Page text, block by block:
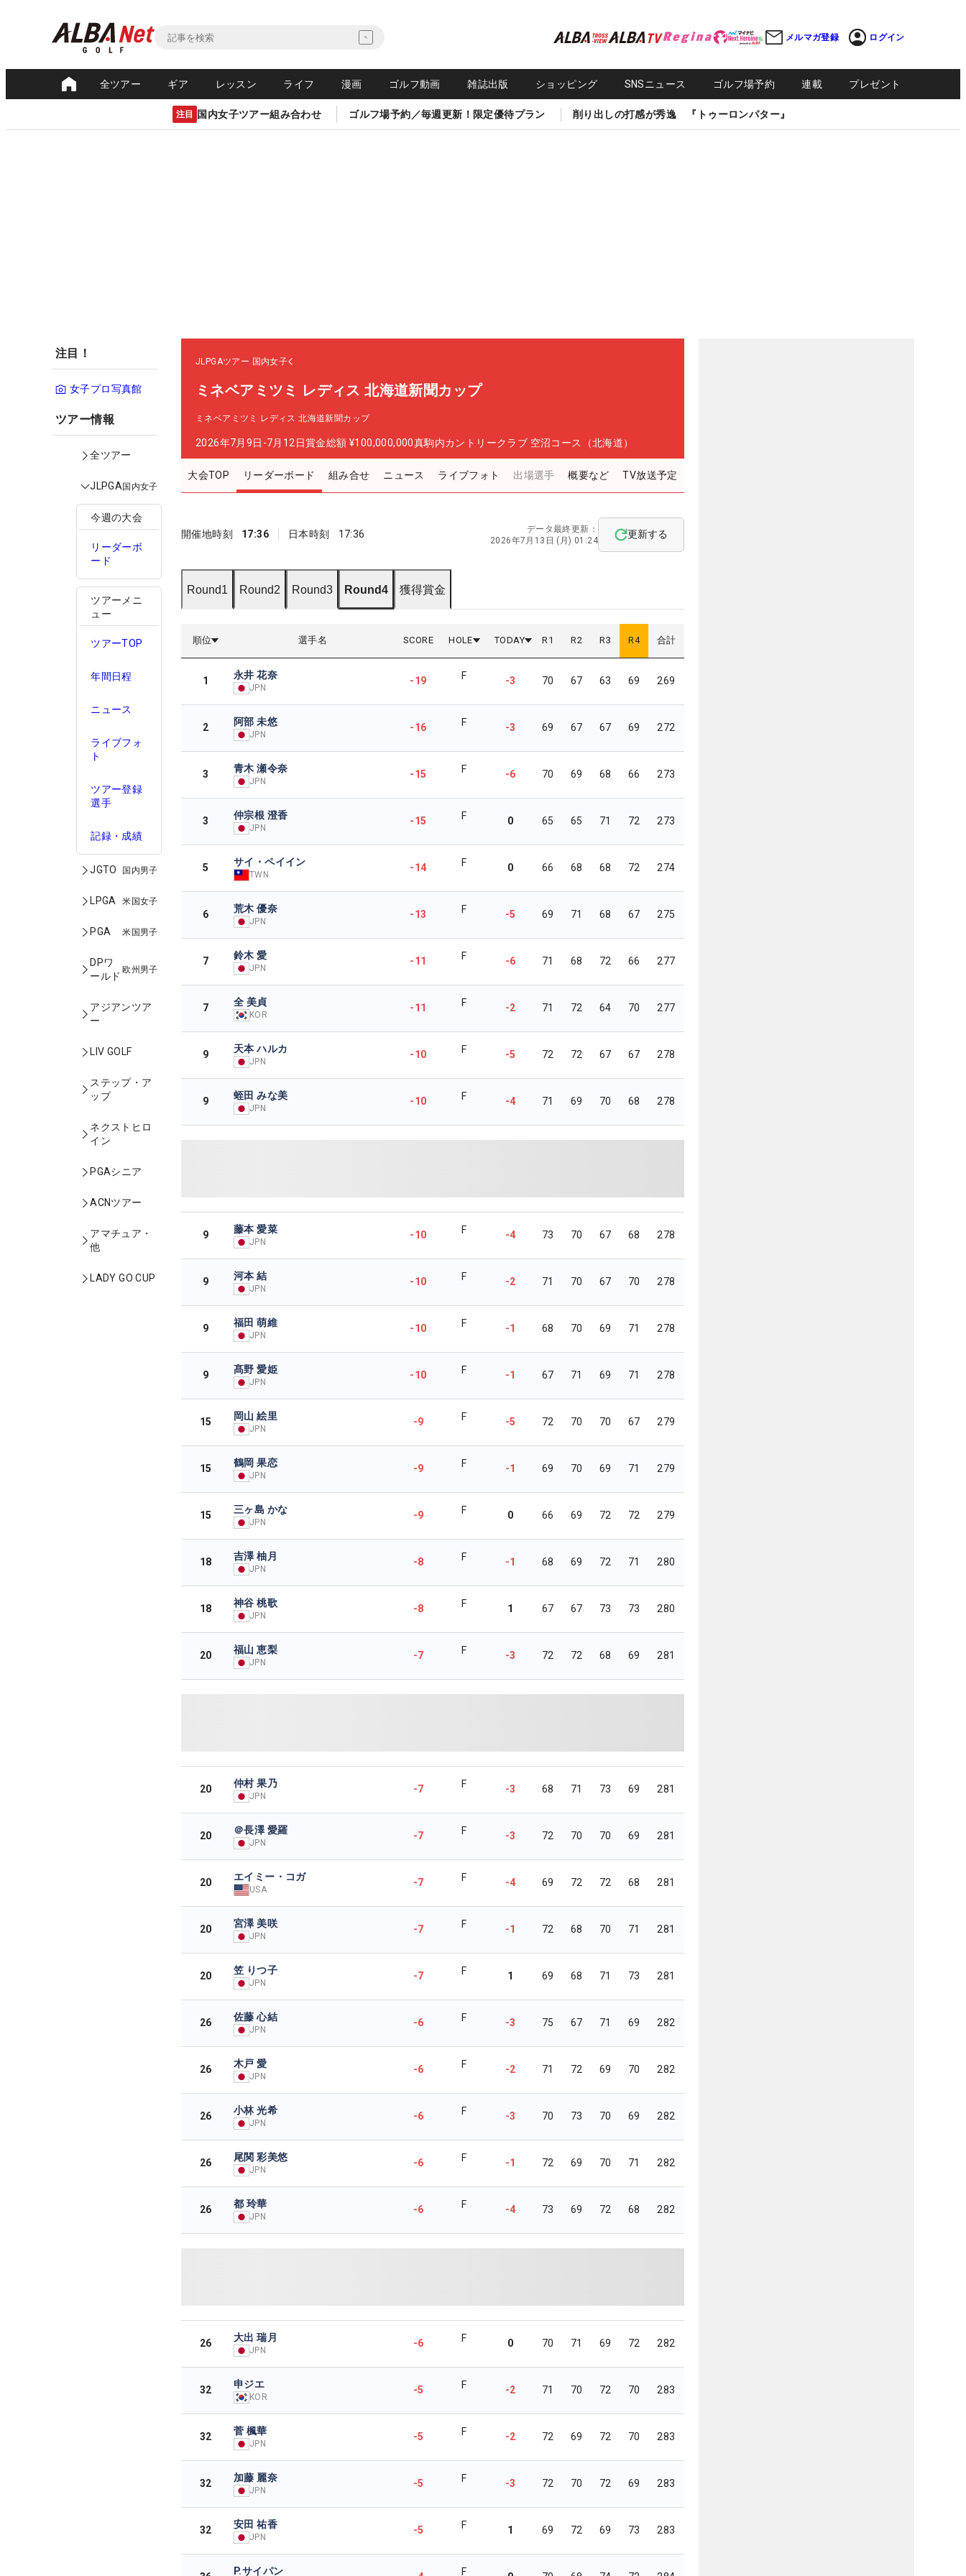
メルマガ登録 ログイン
全ツアー ギア レッスン ライフ 漫画 ゴルフ動画 雑誌出版 ショッピング SNSニュース ゴルフ場予約 連載 プレゼント
注目 国内女子ツアー組み合わせ ゴルフ場予約／毎週更新！限定優待プラン 削り出しの打感が秀逸 『トゥーロンパター』
注目！
女子プロ写真館
ツアー情報
全ツアー
JLPGA国内女子
今週の大会
リーダーボ
ード
ツアーメニ
ュー
ツアーTOP
年間日程
ニュース
ライブフォ
ト
ツアー登録
選手
記録・成績
JGTO 国内男子
LPGA 米国女子
PGA 米国男子
DPワ
ールド
欧州男子
アジアンツア
ー
LIV GOLF
ステップ・ア
ップ
ネクストヒロ
イン
PGAシニア
ACNツアー
アマチュア・
他
LADY GO CUP
JLPGAツアー 国内女子
ミネベアミツミ レディス 北海道新聞カップ
ミネベアミツミ レディス 北海道新聞カップ
2026年7月9日-7月12日賞金総額 ¥100,000,000真駒内カントリークラブ 空沼コース（北海道）
大会TOP リーダーボード 組み合せ ニュース ライブフォト 出場選手 概要など TV放送予定
開催地時刻 17:36 日本時刻 17:36
データ最終更新：
2026年7月13日 (月) 01:24
更新する
Round1 Round2 Round3 Round4 獲得賞金
順位 選手名 SCORE HOLE TODAY R 1 R2 R3 R4 合計
1 永井 花奈
JPN
-19 F -3 70 67 63 69 269
2 阿部 未悠
JPN
-16 F -3 69 67 67 69 272
3 青木 瀬令奈
JPN
-15 F -6 70 69 68 66 273
3 仲宗根 澄香
JPN
-15 F 0 65 65 71 72 273
5 サイ・ペイイン
TWN
-14 F 0 66 68 68 72 274
6 荒木 優奈
JPN
-13 F -5 69 71 68 67 275
7 鈴木 愛
JPN
-11 F -6 71 68 72 66 277
7 全 美貞
KOR
-11 F -2 71 72 64 70 277
9 天本 ハルカ
JPN
-10 F -5 72 72 67 67 278
9 蛭田 みな美
JPN
-10 F -4 71 69 70 68 278
9 藤本 愛菜
JPN
-10 F -4 73 70 67 68 278
9 河本 結
JPN
-10 F -2 71 70 67 70 278
9 福田 萌維
JPN
-10 F -1 68 70 69 71 278
9 髙野 愛姫
JPN
-10 F -1 67 71 69 71 278
15 岡山 絵里
JPN
-9 F -5 72 70 70 67 279
15 鶴岡 果恋
JPN
-9 F -1 69 70 69 71 279
15 三ヶ島 かな
JPN
-9 F 0 66 69 72 72 279
18 吉澤 柚月
JPN
-8 F -1 68 69 72 71 280
18 神谷 桃歌
JPN
-8 F 1 67 67 73 73 280
20 福山 恵梨
JPN
-7 F -3 72 72 68 69 281
20 仲村 果乃
JPN
-7 F -3 68 71 73 69 281
20 ＠長澤 愛羅
JPN
-7 F -3 72 70 70 69 281
20 エイミー・コガ
USA
-7 F -4 69 72 72 68 281
20 宮澤 美咲
JPN
-7 F -1 72 68 70 71 281
20 笠 りつ子
JPN
-7 F 1 69 68 71 73 281
26 佐藤 心結
JPN
-6 F -3 75 67 71 69 282
26 木戸 愛
JPN
-6 F -2 71 72 69 70 282
26 小林 光希
JPN
-6 F -3 70 73 70 69 282
26 尾関 彩美悠
JPN
-6 F -1 72 69 70 71 282
26 都 玲華
JPN
-6 F -4 73 69 72 68 282
26 大出 瑞月
JPN
-6 F 0 70 71 69 72 282
32 申ジエ
KOR
-5 F -2 71 70 72 70 283
32 菅 楓華
JPN
-5 F -2 72 69 72 70 283
32 加藤 麗奈
JPN
-5 F -3 72 70 72 69 283
32 安田 祐香
JPN
-5 F 1 69 72 69 73 283
P.サイパン F